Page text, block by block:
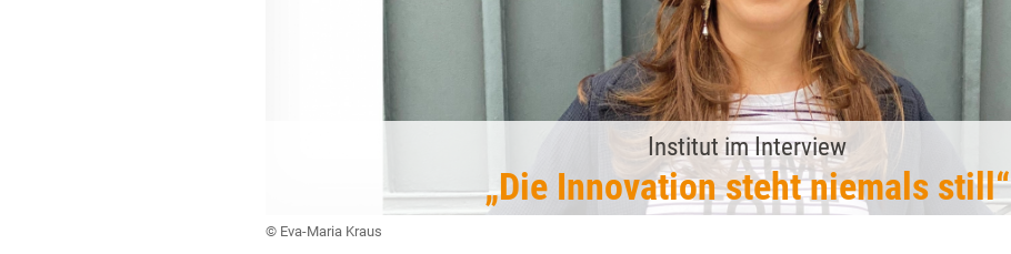
Institut im Interview
„Die Innovation steht niemals still“
© Eva-Maria Kraus